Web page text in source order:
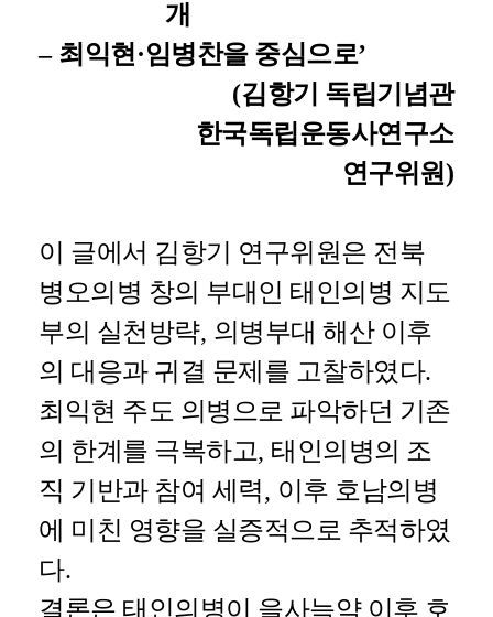
개
– 최익현·임병찬을 중심으로’
(김항기 독립기념관
한국독립운동사연구소
연구위원)
이 글에서 김항기 연구위원은 전북
병오의병 창의 부대인 태인의병 지도
부의 실천방략, 의병부대 해산 이후
의 대응과 귀결 문제를 고찰하였다.
최익현 주도 의병으로 파악하던 기존
의 한계를 극복하고, 태인의병의 조
직 기반과 참여 세력, 이후 호남의병
에 미친 영향을 실증적으로 추적하였
다.
결론은 태인의병이 을사늑약 이후 호